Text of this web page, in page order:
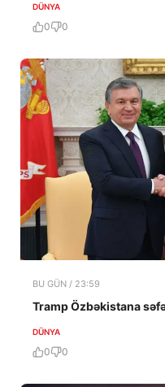
DÜNYA
0 0
BU GÜN / 23:59
Tramp Özbəkistana
DÜNYA
0 0